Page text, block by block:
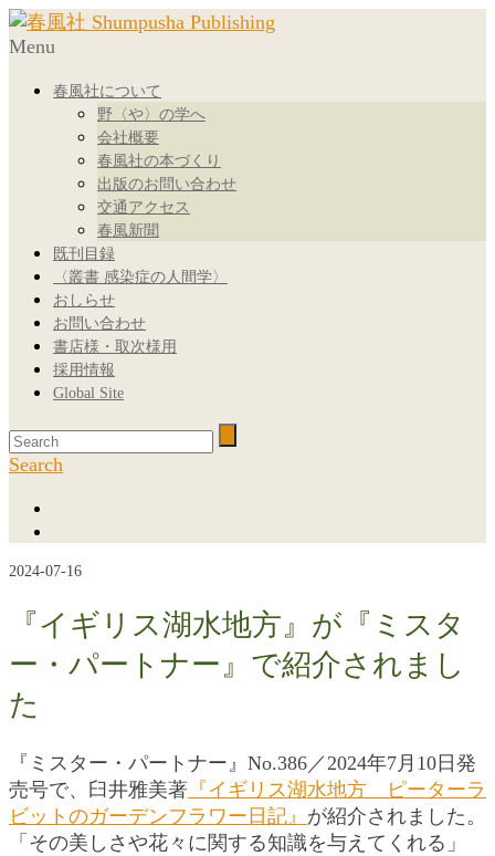
Menu
春風社について
野〈や〉の学へ
会社概要
春風社の本づくり
出版のお問い合わせ
交通アクセス
春風新聞
既刊目録
〈叢書 感染症の人間学〉
おしらせ
お問い合わせ
書店様・取次様用
採用情報
Global Site
Search
2024-07-16
『イギリス湖水地方』が『ミスタ
ー・パートナー』で紹介されまし
た
『ミスター・パートナー』No.386／2024年7月10日発
売号で、臼井雅美著 『イギリス湖水地方 ピーターラ
ビットのガーデンフラワー日記』 が紹介されました。
「その美しさや花々に関する知識を与えてくれる」